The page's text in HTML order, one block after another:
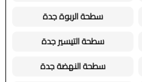
سطحة الربوة جدة
سطحة التيسير جدة
سطحة النهضة جدة